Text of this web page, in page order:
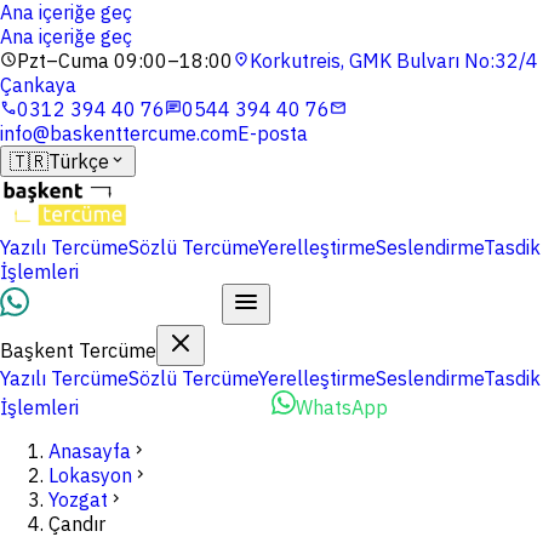
Ana içeriğe geç
Ana içeriğe geç
schedulePzt–Cuma 09:00–18:00 location_onKorkutreis, GMK Bulvarı No:32/4
Çankaya
phone0312 394 40 76chat0544 394 40 76mail
info@baskenttercume.comE-posta
🇹🇷Türkçe expand_more
Yazılı TercümeSözlü TercümeYerelleştirmeSeslendirmeTasdik
İşlemleri
Başkent Tercüme
Yazılı TercümeSözlü TercümeYerelleştirmeSeslendirmeTasdik
İşlemleri
WhatsApp
Anasayfa chevron_right
Lokasyon chevron_right
Yozgat chevron_right
Çandır